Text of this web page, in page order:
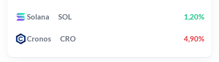
Solana SOL 1,20%
Cronos CRO 4,90%